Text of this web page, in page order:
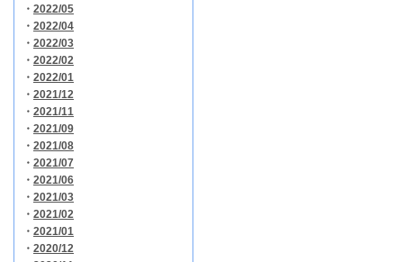
・ 2022/05
・ 2022/04
・ 2022/03
・ 2022/02
・ 2022/01
・ 2021/12
・ 2021/11
・ 2021/09
・ 2021/08
・ 2021/07
・ 2021/06
・ 2021/03
・ 2021/02
・ 2021/01
・ 2020/12